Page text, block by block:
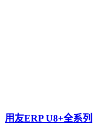
用友ERP U8+全系列